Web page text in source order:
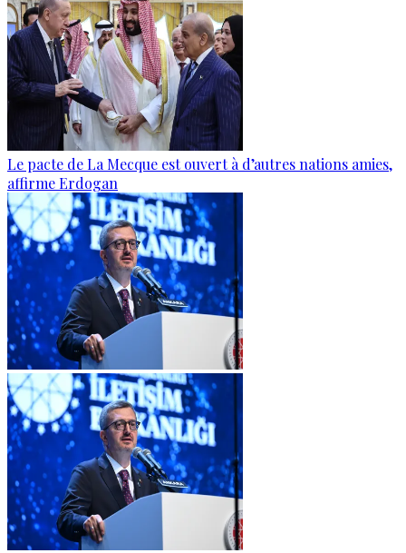
Le pacte de La Mecque est ouvert à d’autres nations amies,
affirme Erdogan